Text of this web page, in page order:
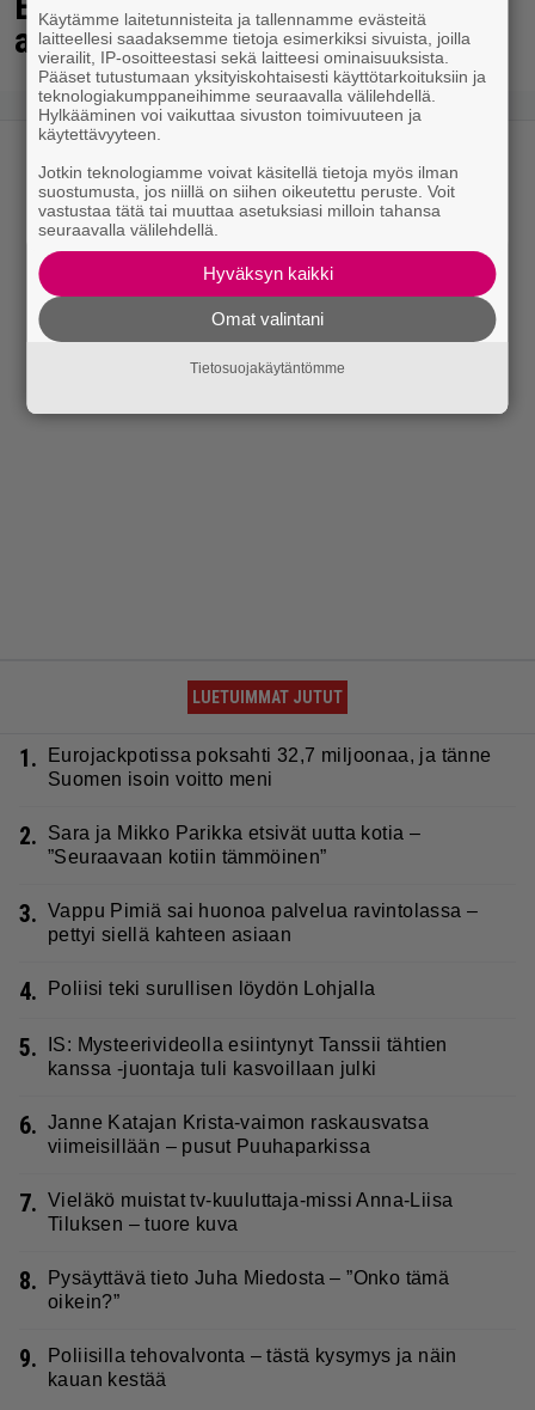
aikaiseksi tänään Tampereella”
LUETUIMMAT JUTUT
1.
Eurojackpotissa poksahti 32,7 miljoonaa, ja tänne
Suomen isoin voitto meni
2.
Sara ja Mikko Parikka etsivät uutta kotia –
”Seuraavaan kotiin tämmöinen”
3. Vappu Pimiä sai huonoa palvelua ravintolassa –
pettyi siellä kahteen asiaan
4. Poliisi teki surullisen löydön Lohjalla
5.
IS: Mysteerivideolla esiintynyt Tanssii tähtien
kanssa -juontaja tuli kasvoillaan julki
6. Janne Katajan Krista-vaimon raskausvatsa
viimeisillään – pusut Puuhaparkissa
7. Vieläkö muistat tv-kuuluttaja-missi Anna-Liisa
Tiluksen – tuore kuva
8.
Pysäyttävä tieto Juha Miedosta – ”Onko tämä
oikein?”
9.
Poliisilla tehovalvonta – tästä kysymys ja näin
kauan kestää
Käytämme laitetunnisteita ja tallennamme evästeitä
laitteellesi saadaksemme tietoja esimerkiksi sivuista, joilla
vierailit, IP-osoitteestasi sekä laitteesi ominaisuuksista.
Pääset tutustumaan yksityiskohtaisesti käyttötarkoituksiin ja
teknologiakumppaneihimme seuraavalla välilehdellä.
Hylkääminen voi vaikuttaa sivuston toimivuuteen ja
käytettävyyteen.
Jotkin teknologiamme voivat käsitellä tietoja myös ilman
suostumusta, jos niillä on siihen oikeutettu peruste. Voit
vastustaa tätä tai muuttaa asetuksiasi milloin tahansa
seuraavalla välilehdellä.
Hyväksyn kaikki
Omat valintani
Tietosuojakäytäntömme